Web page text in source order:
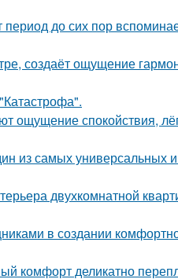
до сих пор
создаёт ощущение
ощущение спокойствия,
из самых универсальных
двухкомнатной
в создании
комфорт деликатно